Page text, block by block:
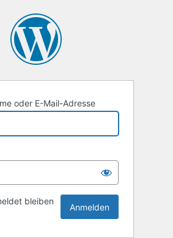
oder E-Mail-Adresse
bleiben